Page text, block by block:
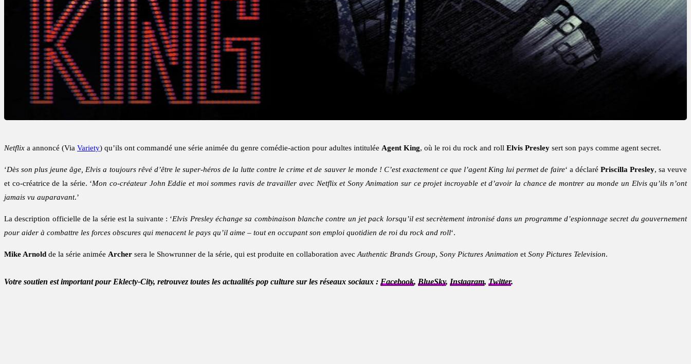
Netflix a annoncé (Via Variety) qu’ils ont commandé une série animée du genre comédie-action pour adultes intitulée Agent King, où le roi du rock and roll Elvis Presley sert son pays comme agent secret.
‘Dès son plus jeune âge, Elvis a toujours rêvé d’être le super-héros de la lutte contre le crime et de sauver le monde ! C’est exactement ce que l’agent King lui permet de faire‘ a déclaré Priscilla Presley, sa veuve
et co-créatrice de la série. ‘Mon co-créateur John Eddie et moi sommes ravis de travailler avec Netflix et Sony Animation sur ce projet incroyable et d’avoir la chance de montrer au monde un Elvis qu’ils n’ont
jamais vu auparavant.’
La description officielle de la série est la suivante : ‘Elvis Presley échange sa combinaison blanche contre un jet pack lorsqu’il est secrètement intronisé dans un programme d’espionnage secret du gouvernement
pour aider à combattre les forces obscures qui menacent le pays qu’il aime – tout en occupant son emploi quotidien de roi du rock and roll‘.
Mike Arnold de la série animée Archer sera le Showrunner de la série, qui est produite en collaboration avec Authentic Brands Group, Sony Pictures Animation et Sony Pictures Television.
Votre soutien est important pour Eklecty-City, retrouvez toutes les actualités pop culture sur les réseaux sociaux : Facebook, BlueSky, Instagram, Twitter.